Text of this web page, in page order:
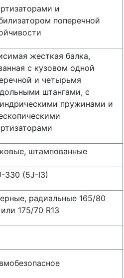
и
поперечной
жесткая балка,
с кузовом одной
и четырьмя
штангами, с
пружинами и
штампованные
330 (5J-I3)
радиальные 165/80
или 175/70 R13